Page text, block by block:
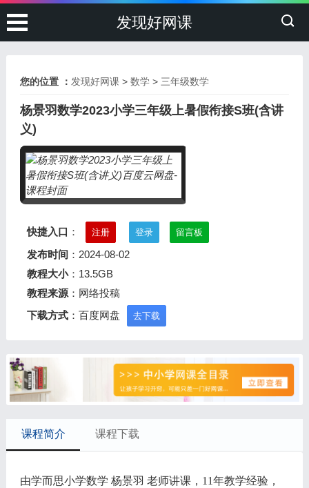
发现好网课
您的位置 ： 发现好网课> 数学> 三年级数学
杨景羽数学2023小学三年级上暑假衔接S班(含讲
义)
快捷入口 ： 注册 登录 留言板
发布时间 ：2024-08-02
教程大小：13.5GB
教程来源：网络投稿
下载方式：百度网盘 去下载
课程简介 课程下载
由学而思小学数学 杨景羽 老师讲课，11年教学经验，